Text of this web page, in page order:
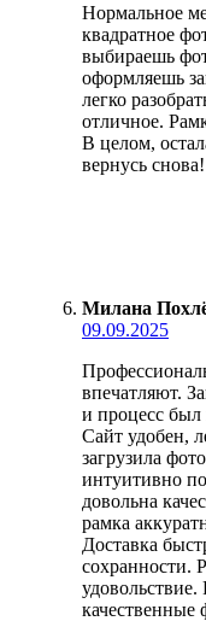
Нормальное
квадратное
выбираешь
оформляешь
легко
отличное.
В целом,
вернусь снова!
Милана
09.09.2025
впечатляют.
и процесс
Сайт удобен,
загрузила
интуитивно
довольна
рамка
Доставка
сохранности.
качественные